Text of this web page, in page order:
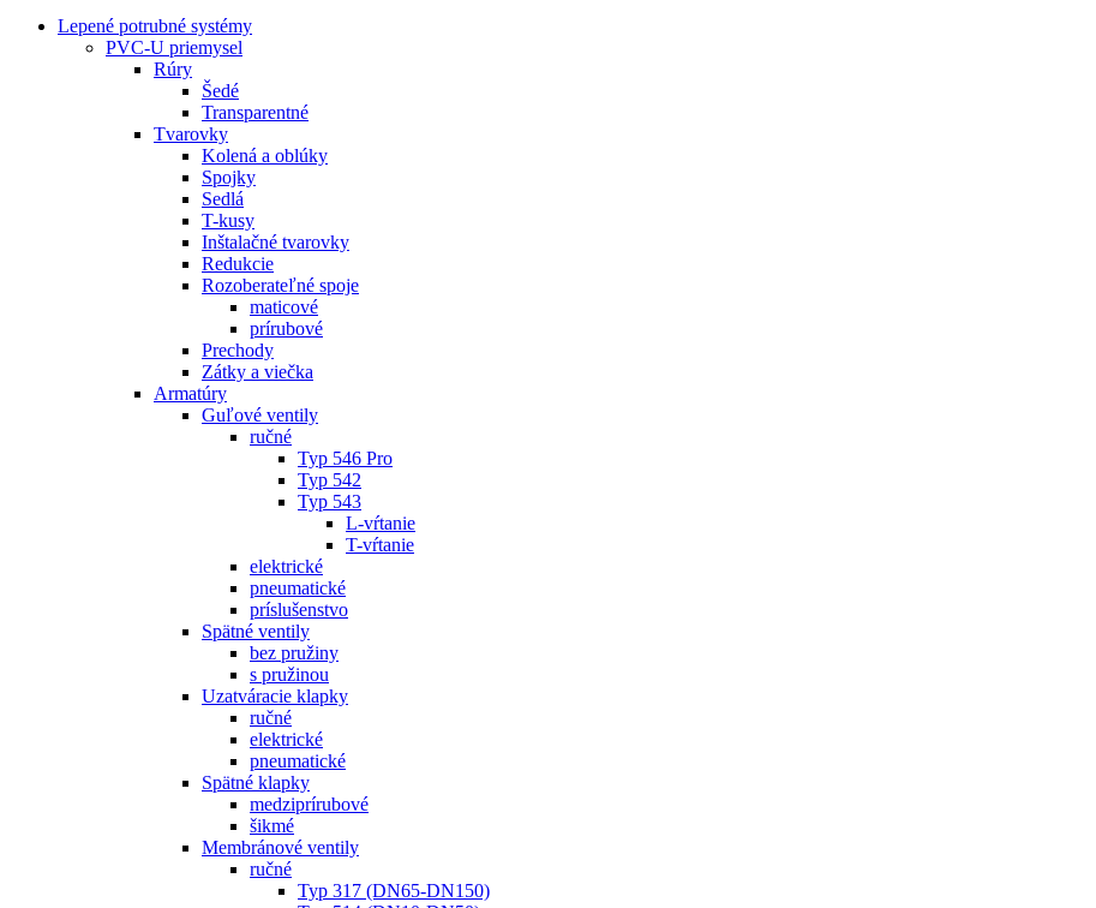
Lepené potrubné systémy
PVC-U priemysel
Rúry
Šedé
Transparentné
Tvarovky
Kolená a oblúky
Spojky
Sedlá
T-kusy
Inštalačné tvarovky
Redukcie
Rozoberateľné spoje
maticové
prírubové
Prechody
Zátky a viečka
Armatúry
Guľové ventily
ručné
Typ 546 Pro
Typ 542
Typ 543
L-vŕtanie
T-vŕtanie
elektrické
pneumatické
príslušenstvo
Spätné ventily
bez pružiny
s pružinou
Uzatváracie klapky
ručné
elektrické
pneumatické
Spätné klapky
medziprírubové
šikmé
Membránové ventily
ručné
Typ 317 (DN65-DN150)